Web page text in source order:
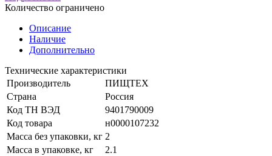
Количество ограничено
Описание
Наличие
Дополнительно
Технические характеристики
Производитель
ПИЩТЕХ
Страна
Россия
Код ТН ВЭД
9401790009
Код товара
н0000107232
Масса без упаковки, кг 2
Масса в упаковке, кг
2.1